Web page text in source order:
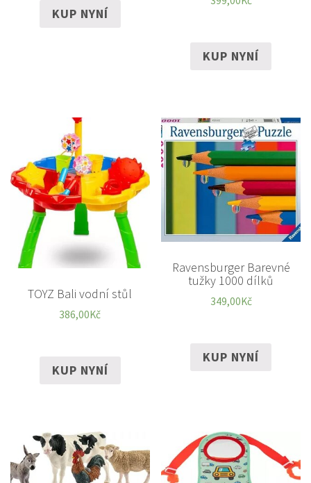
KUP NYNÍ
KUP NYNÍ
TOYZ Bali vodní stůl
386,00Kč
KUP NYNÍ
Ravensburger Barevné
tužky 1000 dílků
349,00Kč
KUP NYNÍ